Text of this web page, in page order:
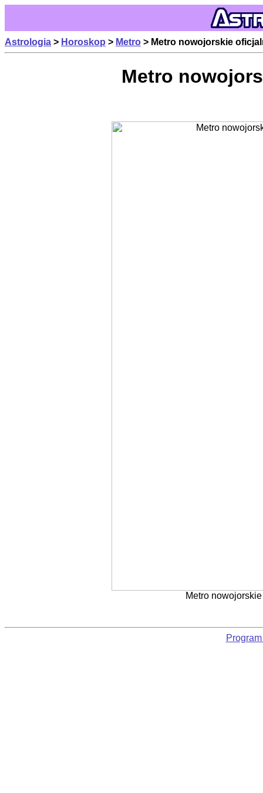
Astrologia > Horoskop > Metro > Metro nowojorskie
Metro
Metro